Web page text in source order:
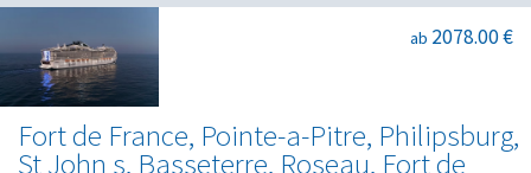
Fort de France, Pointe-a-Pitre, Philipsburg,
St John s, Basseterre, Roseau, Fort de
ab 2078.00 €